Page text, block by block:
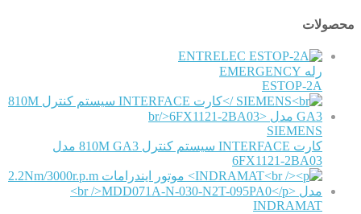
محصولات
ENTRELEC
رله EMERGENCY
ESTOP-2A
SIEMENS
کارت INTERFACE سیستم کنترل 810M GA3 مدل
6FX1121-2BA03
INDRAMAT